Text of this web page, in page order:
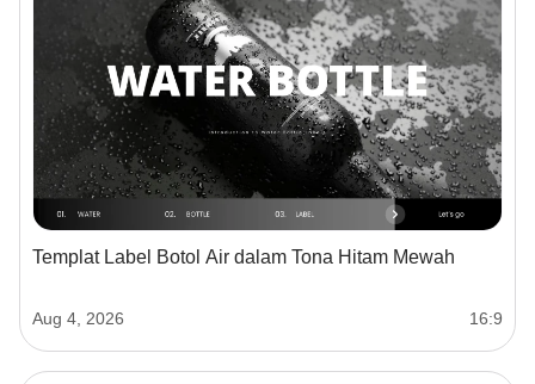
Templat Label Botol Air dalam Tona Hitam Mewah
Aug 4, 2026 16:9